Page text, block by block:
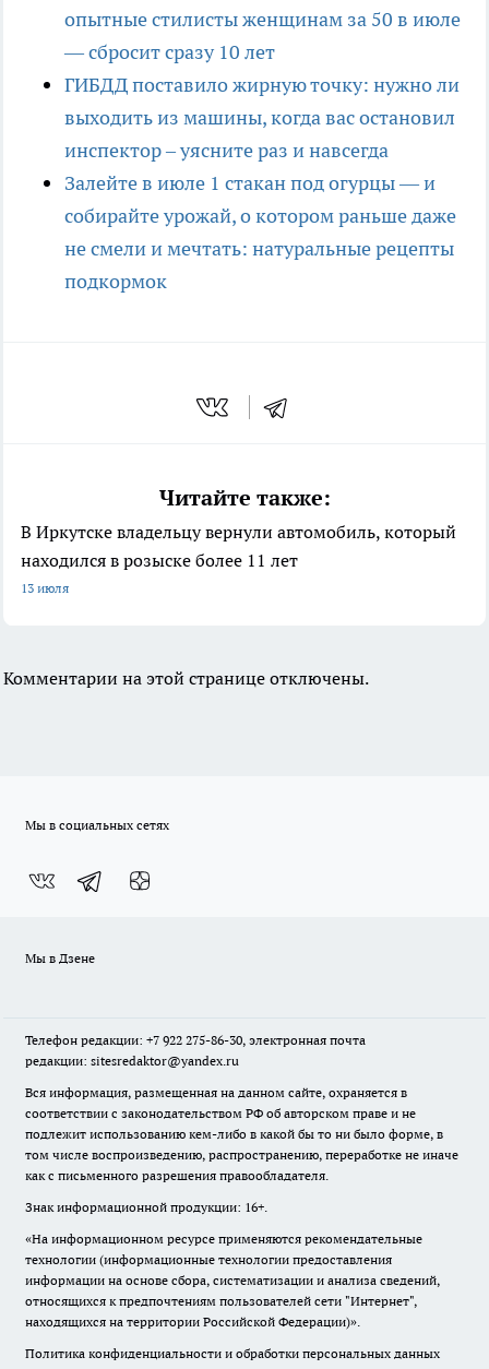
опытные стилисты женщинам за 50 в июле
— сбросит сразу 10 лет
ГИБДД поставило жирную точку: нужно ли
выходить из машины, когда вас остановил
инспектор – уясните раз и навсегда
Залейте в июле 1 стакан под огурцы — и
собирайте урожай, о котором раньше даже
не смели и мечтать: натуральные рецепты
подкормок
Читайте также:
В Иркутске владельцу вернули автомобиль, который
находился в розыске более 11 лет
13 июля
Комментарии на этой странице отключены.
Мы в социальных сетях
Мы в Дзене
Телефон редакции: +7 922 275-86-30, электронная почта
редакции: sitesredaktor@yandex.ru
Вся информация, размещенная на данном сайте, охраняется в
соответствии с законодательством РФ об авторском праве и не
подлежит использованию кем-либо в какой бы то ни было форме, в
том числе воспроизведению, распространению, переработке не иначе
как с письменного разрешения правообладателя.
Знак информационной продукции: 16+.
«На информационном ресурсе применяются рекомендательные
технологии (информационные технологии предоставления
информации на основе сбора, систематизации и анализа сведений,
относящихся к предпочтениям пользователей сети "Интернет",
находящихся на территории Российской Федерации)».
Политика конфиденциальности и обработки персональных данных